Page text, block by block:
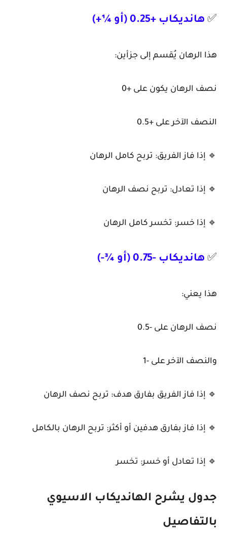
✅ هانديكاب +0.25 (أو ¼+)
هذا الرهان يُقسم إلى جزأين:
نصف الرهان يكون على +0
النصف الآخر على +0.5
🔹 إذا فاز الفريق: تربح كامل الرهان
🔹 إذا تعادل: تربح نصف الرهان
🔹 إذا خسر: تخسر كامل الرهان
✅ هانديكاب -0.75 (أو ¾-)
هذا يعني:
نصف الرهان على -0.5
والنصف الآخر على -1
🔹 إذا فاز الفريق بفارق هدف: تربح نصف الرهان
🔹 إذا فاز بفارق هدفين أو أكثر: تربح الرهان بالكامل
🔹 إذا تعادل أو خسر: تخسر
جدول يشرح الهانديكاب الاسيوي
بالتفاصيل